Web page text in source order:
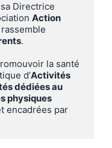
Directrice
Action
rassemble
.
la santé
d’Activités
dédiées au
physiques
encadrées par